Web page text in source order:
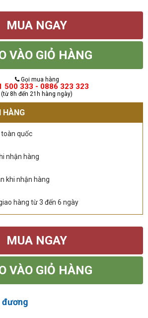
MUA NGAY
VÀO GIỎ HÀNG
Gọi mua hàng
500 333 - 0886 323 323
(từ 8h đến 21h hàng ngày)
HÀNG
toàn quốc
nhận hàng
khi nhận hàng
hàng từ 3 đến 6 ngày
MUA NGAY
VÀO GIỎ HÀNG
đương